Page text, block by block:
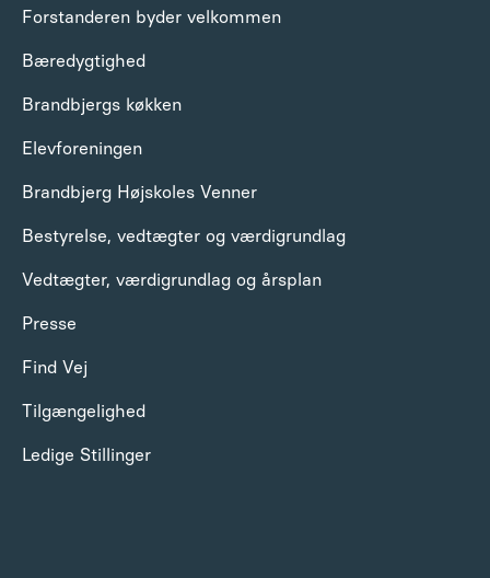
Forstanderen byder velkommen
Bæredygtighed
Brandbjergs køkken
Elevforeningen
Brandbjerg Højskoles Venner
Bestyrelse, vedtægter og værdigrundlag
Vedtægter, værdigrundlag og årsplan
Presse
Find Vej
Tilgængelighed
Ledige Stillinger